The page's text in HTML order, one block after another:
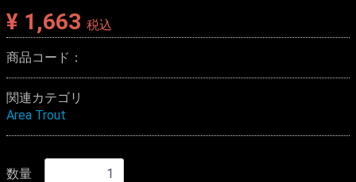
¥ 1,663 税込
商品コード：
関連カテゴリ
Area Trout
数量